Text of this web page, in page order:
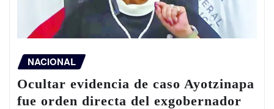
NACIONAL
Ocultar evidencia de caso Ayotzinapa
fue orden directa del exgobernador